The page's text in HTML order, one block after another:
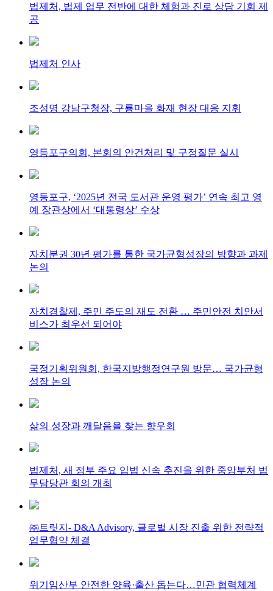
법제처, 법제 업무 전반에 대한 체험과 진로 상담 기회 제
공
법제처 인사
조성명 강남구청장, 구룡마을 화재 현장 대응 지휘
영등포구의회, 본회의 안건처리 및 구정질문 실시
영등포구, ‘2025년 전국 도서관 운영 평가’ 연속 최고 영
예 장관상에서 ‘대통령상’ 수상
자치분권 30년 평가를 통한 국가균형성장의 방향과 과제
논의
자치경찰제, 주민 주도의 재도 전환 … 주민안전 치안서
비스가 최우선 되어야
국정기획위원회, 한국지방행정연구원 방문… 국가균형
성장 논의
삶의 성장과 깨달음을 찾는 향우회
법제처, 새 정부 주요 입법 신속 추진을 위한 중앙부처 법
무담당관 회의 개최
㈜트릿지- D&A Advisory, 글로벌 시장 진출 위한 전략적
업무협약 체결
위기임산부 안전한 양육·출산 돕는다…민관 협력체계